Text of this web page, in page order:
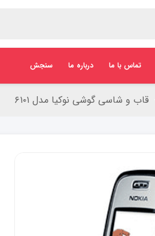
تماس با ما درباره ما سنجش
قاب و شاسی گوشی نوکیا مدل ۶۱۰۱